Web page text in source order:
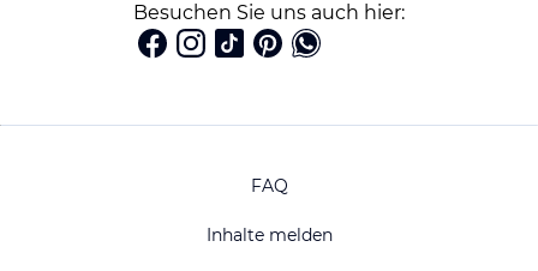
Besuchen Sie uns auch hier:
FAQ
Inhalte melden